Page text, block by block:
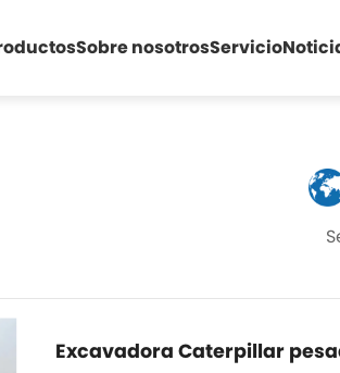
Sobre nosotrosServicio
Excavadora Caterpillar